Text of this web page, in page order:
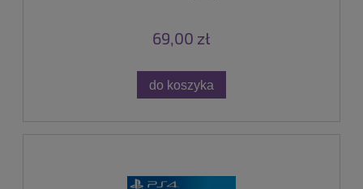
69,00 zł
do koszyka